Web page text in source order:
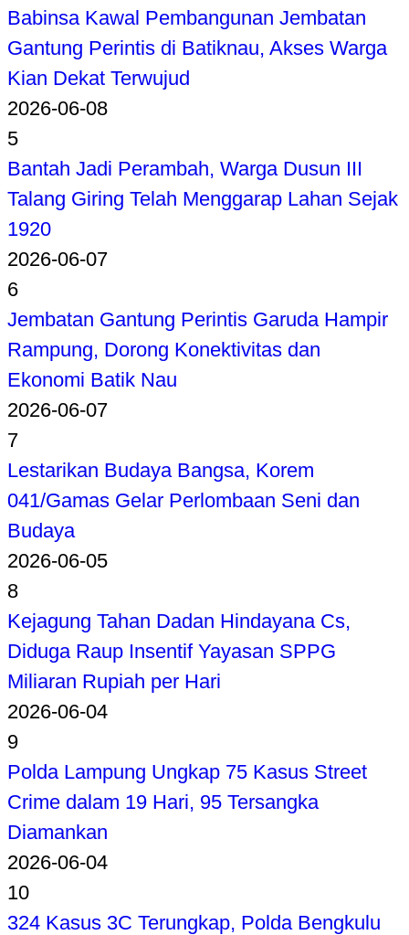
Babinsa Kawal Pembangunan Jembatan
Gantung Perintis di Batiknau, Akses Warga
Kian Dekat Terwujud
2026-06-08
5
Bantah Jadi Perambah, Warga Dusun III
Talang Giring Telah Menggarap Lahan Sejak
1920
2026-06-07
6
Jembatan Gantung Perintis Garuda Hampir
Rampung, Dorong Konektivitas dan
Ekonomi Batik Nau
2026-06-07
7
Lestarikan Budaya Bangsa, Korem
041/Gamas Gelar Perlombaan Seni dan
Budaya
2026-06-05
8
Kejagung Tahan Dadan Hindayana Cs,
Diduga Raup Insentif Yayasan SPPG
Miliaran Rupiah per Hari
2026-06-04
9
Polda Lampung Ungkap 75 Kasus Street
Crime dalam 19 Hari, 95 Tersangka
Diamankan
2026-06-04
10
324 Kasus 3C Terungkap, Polda Bengkulu